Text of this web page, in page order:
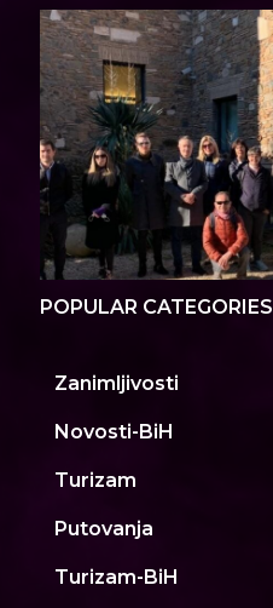
POPULAR CATEGORIES
Zanimljivosti
Novosti-BiH
Turizam
Putovanja
Turizam-BiH